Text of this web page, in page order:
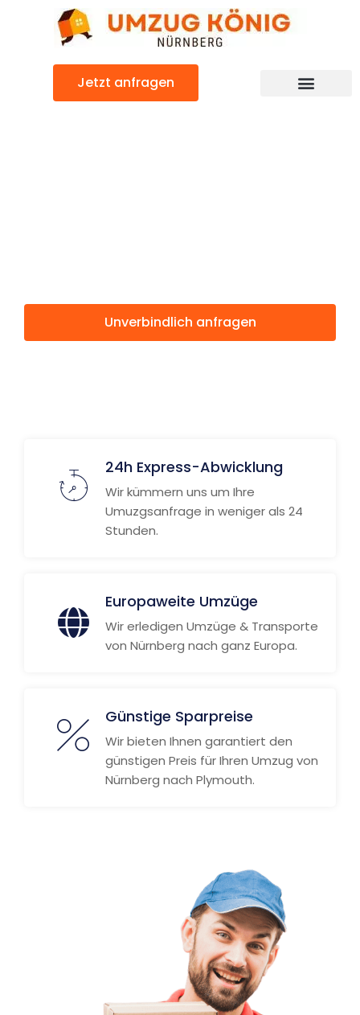
Jetzt anfragen
Unverbindlich anfragen
24h Express-Abwicklung
Wir kümmern uns um Ihre
Umuzgsanfrage in weniger als 24
Stunden.
Europaweite Umzüge
Wir erledigen Umzüge & Transporte
von Nürnberg nach ganz Europa.
Günstige Sparpreise
Wir bieten Ihnen garantiert den
günstigen Preis für Ihren Umzug von
Nürnberg nach Plymouth.